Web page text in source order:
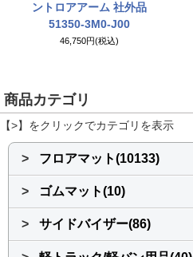
ントロアアーム 社外品
51350-3M0-J00
46,750円(税込)
商品カテゴリ
【>】をクリックでカテゴリを表示
> フロアマット(10133)
> ゴムマット(10)
> サイドバイザー(86)